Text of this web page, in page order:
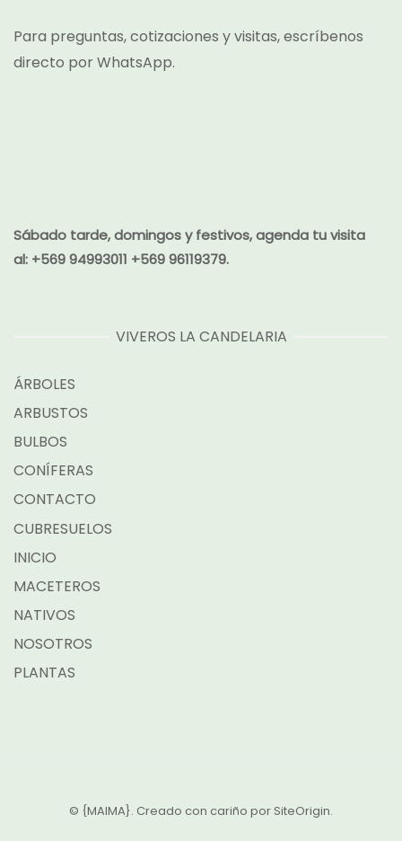
Para preguntas, cotizaciones y visitas, escríbenos
directo porWhatsApp.
Sábado tarde, domingos y festivos, agenda tu visita
al: +569 94993011 +569 96119379.
VIVEROS LA CANDELARIA
ÁRBOLES
ARBUSTOS
BULBOS
CONÍFERAS
CONTACTO
CUBRESUELOS
INICIO
MACETEROS
NATIVOS
NOSOTROS
PLANTAS
© {MAIMA}. Creado con cariño por SiteOrigin.